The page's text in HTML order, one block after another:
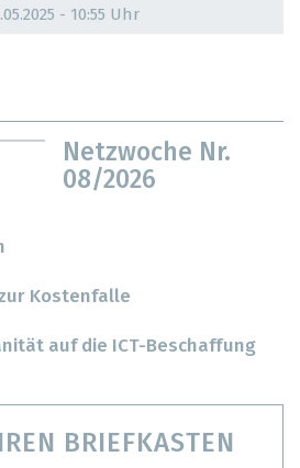
- 10:55 Uhr
Netzwoche Nr.
08/2026
Kostenfalle
auf die ICT-Beschaffung
BRIEFKASTEN